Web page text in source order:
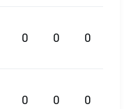
0 0 0
0 0 0